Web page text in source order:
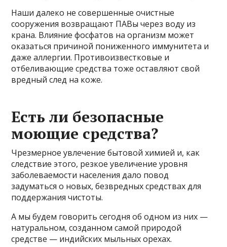
Наши далеко не совершенные очистные
сооружения возвращают ПАВы через воду из
крана. Влияние фосфатов на организм может
оказаться причиной пониженного иммунитета и
даже аллергии. Противоизвестковые и
отбеливающие средства тоже оставляют свой
вредный след на коже.
Есть ли безопасные
моющие средства?
Чрезмерное увлечение бытовой химией и, как
следствие этого, резкое увеличение уровня
заболеваемости населения дало повод
задуматься о новых, безвредных средствах для
поддержания чистоты.
А мы будем говорить сегодня об одном из них —
натуральном, созданном самой природой
средстве — индийских мыльных орехах.